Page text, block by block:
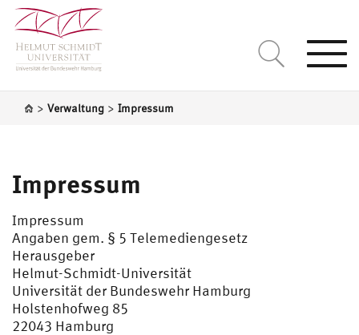
> Verwaltung > Impressum
Impressum
Impressum
Angaben gem. § 5 Telemediengesetz
Herausgeber
Helmut-Schmidt-Universität
Universität der Bundeswehr Hamburg
Holstenhofweg 85
22043 Hamburg